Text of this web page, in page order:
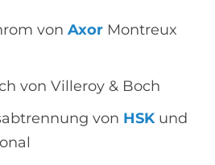
von Axor Montreux
von Villeroy & Boch
von HSKund